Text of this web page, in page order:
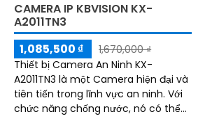
CAMERA IP KBVISION KX-
A2011TN3
1,085,500 ₫
1,670,000 ₫
Thiết bị Camera An Ninh KX-
A2011TN3 là một Camera hiện đại và
tiên tiến trong lĩnh vực an ninh. Với
chức năng chống nước, nó có thể